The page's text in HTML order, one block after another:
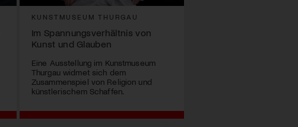
KUNSTMUSEUM THURGAU
Im Spannungsverhältnis von
Kunst und Glauben
Eine Ausstellung im Kunstmuseum
Thurgau widmet sich dem
Zusammenspiel von Religion und
künstlerischem Schaffen.